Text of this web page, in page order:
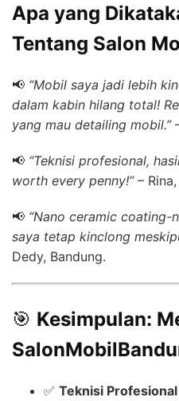
Apa yang
Tentang Salon
📢 “Mobil saya jadi lebih
dalam kabin hilang total!
yang mau detailing mobil.”
📢 “Teknisi profesional,
worth every penny!”–
📢 “Nano ceramic
saya tetap kinclong
Dedy, Bandung.
🎯 Kesimpulan:
✅ Teknisi